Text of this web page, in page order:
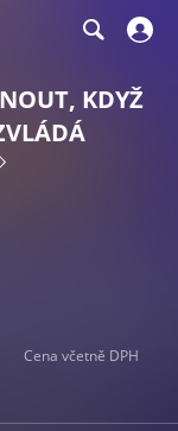
KDYŽ
Cena včetně DPH